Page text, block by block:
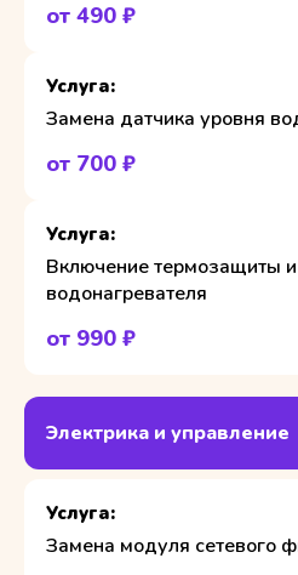
от 490 ₽
Замена датчика уровня
от 700 ₽
Включение термозащиты
водонагревателя
от 990 ₽
Электрика и управление
Замена модуля сетевого